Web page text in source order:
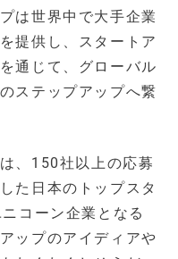
は世界中で大手企業
提供し、スタートア
通じて、グローバル
ステップアップへ繋
、150社以上の応募
た日本のトップスタ
コーン企業となる
ップのアイディアや